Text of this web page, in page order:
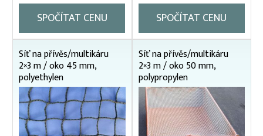
Ochranné sítě (krycí sítě) proti kormoránům, rackům
a volavkám
Ochranné sítě na bazény a jezírka
Ochranné sítě na plošné zakrytí skládek
Ochranné sítě na polystyren
Ochranné sítě na regály
Ochranné sítě na vertikální (svislou) instalaci
SPOČÍTAT CENU
SPOČÍTAT CENU
Síť na přívěs/multikáru
2×3 m / oko 45 mm,
polyethylen
Síť na přívěs/multikáru
2×3 m / oko 50 mm,
polypropylen